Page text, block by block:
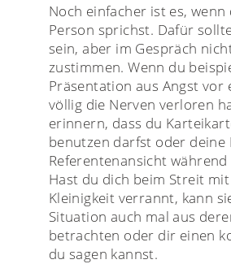
Noch einfacher ist es,
Person sprichst. Dafür
sein, aber im Gespräch
zustimmen. Wenn du
Präsentation aus Angst vor
völlig die Nerven verloren
erinnern, dass du
benutzen darfst oder deine
Referentenansicht
Hast du dich beim Streit
Kleinigkeit verrannt, kann
Situation auch mal aus
betrachten oder dir einen
du sagen kannst.